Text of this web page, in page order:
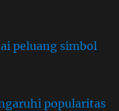
peluang simbol
popularitas